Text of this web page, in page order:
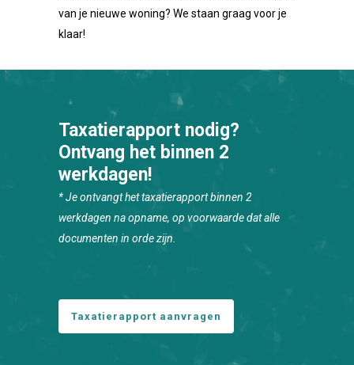
van je nieuwe woning? We staan graag voor je
klaar!
Taxatierapport nodig?
Ontvang het binnen 2
werkdagen!
* Je ontvangt het taxatierapport binnen 2
werkdagen na opname, op voorwaarde dat alle
documenten in orde zijn.
Taxatierapport aanvragen